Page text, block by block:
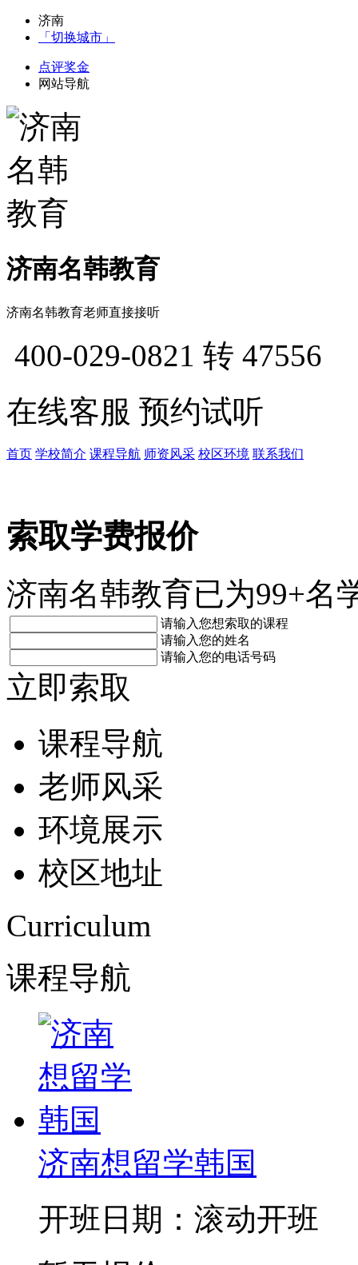
济南
「切换城市」
点评奖金
网站导航
济南名韩教育
济南名韩教育老师直接接听
400-029-0821 转 47556
在线客服 预约试听
首页 学校简介 课程导航 师资风采 校区环境 联系我们
索取学费报价
济南名韩教育已为99+名
请输入您想索取的课程
请输入您的姓名
请输入您的电话号码
立即索取
课程导航
老师风采
环境展示
校区地址
Curriculum
课程导航
济南想留学韩国
开班日期：滚动开班